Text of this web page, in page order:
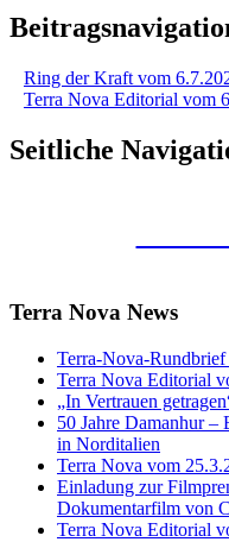
Ring der Kraft vom
Terra Nova Editorial vom
Seitliche
Terra Nova News
Terra-Nova-Rundbrief
Terra Nova Editorial
„In Vertrauen
50 Jahre Damanhur –
in Norditalien
Terra Nova vom
Einladung zur
Dokumentarfilm von
Terra Nova Editorial